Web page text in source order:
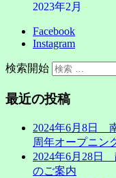
2023年2月
Facebook
Instagram
検索開始
最近の投稿
2024年6月8日
周年オープニ
2024年6月28日
のご案内